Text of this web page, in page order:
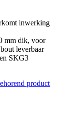
inwerking
mm dik, voor
leverbaar
SKG3
product